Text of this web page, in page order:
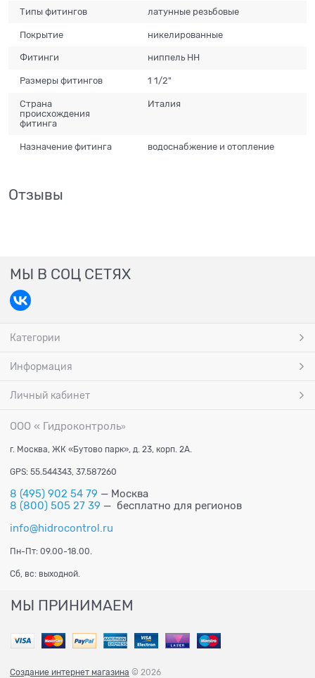
Типы фитингов латунные резьбовые
Покрытие никелированные
Фитинги ниппель НН
Размеры фитингов 1 1/2"
Страна
происхождения
фитинга
Италия
Назначение фитинга водоснабжение и отопление
Отзывы
МЫ В СОЦ СЕТЯХ
Категории
Информация
Личный кабинет
ООО « Гидроконтроль»
г. Москва, ЖК «Бутово парк», д. 23, корп. 2А.
GPS: 55.544343, 37.587260
8 (495) 902 54 79 — Москва
8 (800) 505 27 39 — бесплатно для регионов
info@hidrocontrol.ru
Пн-Пт: 09.00-18.00.
Сб, вс: выходной.
МЫ ПРИНИМАЕМ
Создание интернет магазина © 2026